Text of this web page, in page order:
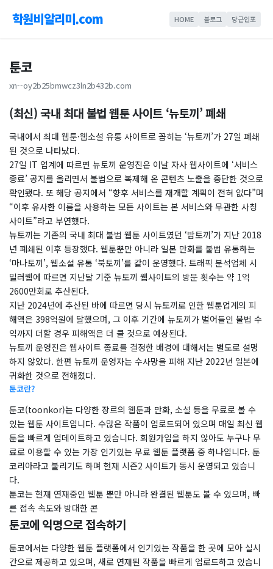
학원비알리미.com HOME 블로그 당근인포
툰코
xn--oy2b25bmwcz3ln2b432b.com
(최신) 국내 최대 불법 웹툰 사이트 ‘뉴토끼’ 폐쇄
국내에서 최대 웹툰·웹소설 유통 사이트로 꼽히는 ‘뉴토끼’가 27일 폐쇄
된 것으로 나타났다.
27일 IT 업계에 따르면 뉴토끼 운영진은 이날 자사 웹사이트에 ‘서비스
종료’ 공지를 올리면서 불법으로 복제해 온 콘텐츠 노출을 중단한 것으로
확인됐다. 또 해당 공지에서 “향후 서비스를 재개할 계획이 전혀 없다”며
“이후 유사한 이름을 사용하는 모든 사이트는 본 서비스와 무관한 사칭
사이트”라고 부연했다.
뉴토끼는 기존의 국내 최대 불법 웹툰 사이트였던 ‘밤토끼’가 지난 2018
년 폐쇄된 이후 등장했다. 웹툰뿐만 아니라 일본 만화를 불법 유통하는
‘마나토끼’, 웹소설 유통 ‘북토끼’를 같이 운영했다. 트래픽 분석업체 시
밀러웹에 따르면 지난달 기준 뉴토끼 웹사이트의 방문 횟수는 약 1억
2600만회로 추산된다.
지난 2024년에 추산된 바에 따르면 당시 뉴토끼로 인한 웹툰업계의 피
해액은 398억원에 달했으며, 그 이후 기간에 뉴토끼가 벌어들인 불법 수
익까지 더할 경우 피해액은 더 클 것으로 예상된다.
뉴토끼 운영진은 웹사이트 종료를 결정한 배경에 대해서는 별도로 설명
하지 않았다. 한편 뉴토끼 운영자는 수사망을 피해 지난 2022년 일본에
귀화한 것으로 전해졌다.
툰코란?
툰코(toonkor)는 다양한 장르의 웹툰과 만화, 소설 등을 무료로 볼 수
있는 웹툰 사이트입니다. 수많은 작품이 업로드되어 있으며 매일 최신 웹
툰을 빠르게 업데이트하고 있습니다. 회원가입을 하지 않아도 누구나 무
료로 이용할 수 있는 가장 인기있는 무료 웹툰 플랫폼 중 하나입니다. 툰
코리아라고 불리기도 하며 현재 시즌2 사이트가 동시 운영되고 있습니
다.
툰코는 현재 연재중인 웹툰 뿐만 아니라 완결된 웹툰도 볼 수 있으며, 빠
른 접속 속도와 방대한 콘
툰코에 익명으로 접속하기
툰코에서는 다양한 웹툰 플랫폼에서 인기있는 작품을 한 곳에 모아 실시
간으로 제공하고 있으며, 새로 연재된 작품을 빠르게 업로드하고 있습니